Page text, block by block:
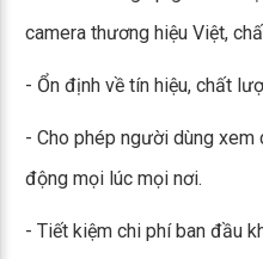
camera thương hiệu Việt,
- Ổn định về tín hiệu, chất
- Cho phép người dùng xem
động mọi lúc mọi nơi.
- Tiết kiệm chi phí ban đầu